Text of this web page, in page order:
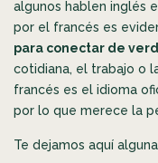
algunos hablen inglés
por el francés es
para conectar de
cotidiana, el trabajo o
francés es el idioma
por lo que merece la
Te dejamos aquí